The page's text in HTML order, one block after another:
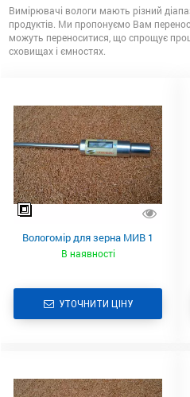
Вимірювачі вологи мають різний
продуктів. Ми пропонуємо Вам
можуть переноситися, що спрощує
сховищах і ємностях.
Вологомір для зерна МИВ 1
В наявності
УТОЧНИТИ ЦІНУ